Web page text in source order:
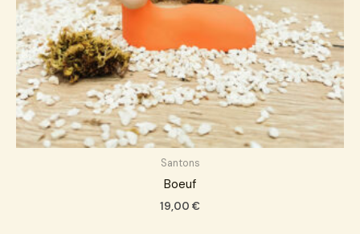
Santons
Boeuf
19,00 €